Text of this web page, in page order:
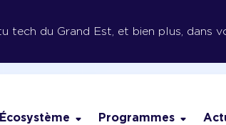
tech du Grand Est, et bien plus, dans
Écosystème Programmes